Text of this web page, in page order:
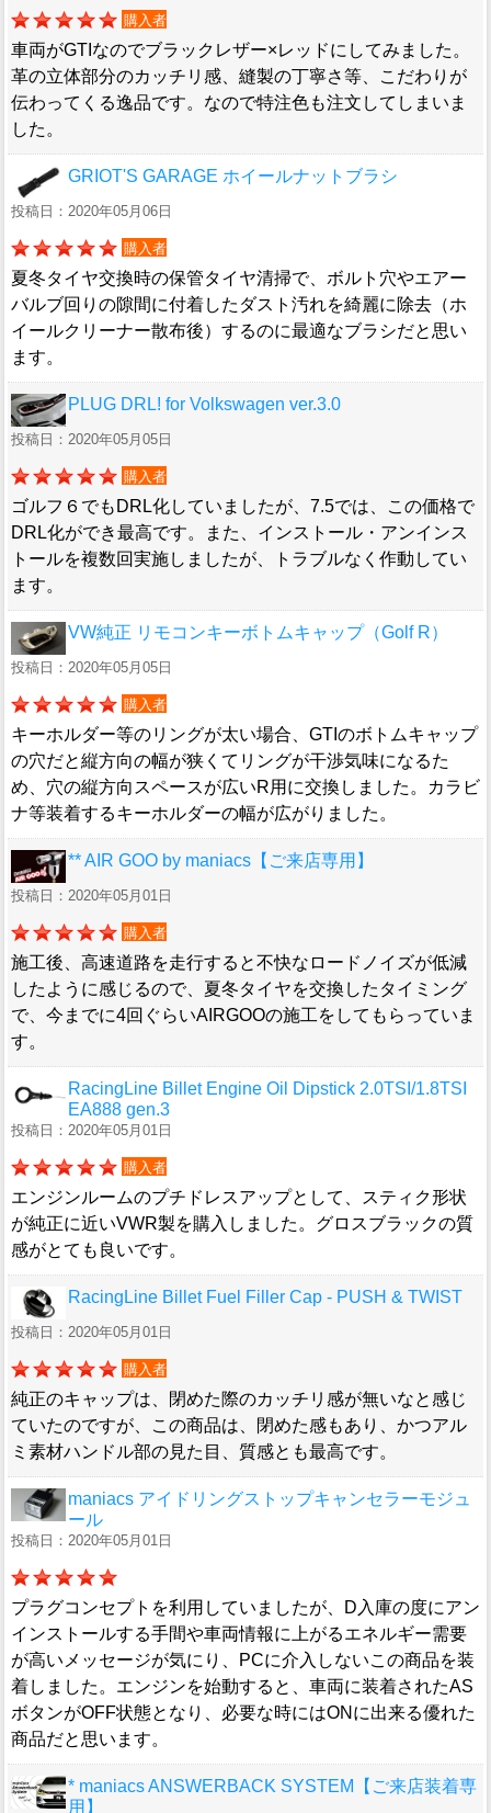
購入者
車両がGTIなのでブラックレザー×レッドにしてみました。
革の立体部分のカッチリ感、縫製の丁寧さ等、こだわりが
伝わってくる逸品です。なので特注色も注文してしまいま
した。
GRIOT'S GARAGE ホイールナットブラシ
投稿日：2020年05月06日
購入者
夏冬タイヤ交換時の保管タイヤ清掃で、ボルト穴やエアー
バルブ回りの隙間に付着したダスト汚れを綺麗に除去（ホ
イールクリーナー散布後）するのに最適なブラシだと思い
ます。
PLUG DRL! for Volkswagen ver.3.0
投稿日：2020年05月05日
購入者
ゴルフ６でもDRL化していましたが、7.5では、この価格で
DRL化ができ最高です。また、インストール・アンインス
トールを複数回実施しましたが、トラブルなく作動してい
ます。
VW純正 リモコンキーボトムキャップ（Golf R）
投稿日：2020年05月05日
購入者
キーホルダー等のリングが太い場合、GTIのボトムキャップ
の穴だと縦方向の幅が狭くてリングが干渉気味になるた
め、穴の縦方向スペースが広いR用に交換しました。カラビ
ナ等装着するキーホルダーの幅が広がりました。
** AIR GOO by maniacs【ご来店専用】
投稿日：2020年05月01日
購入者
施工後、高速道路を走行すると不快なロードノイズが低減
したように感じるので、夏冬タイヤを交換したタイミング
で、今までに4回ぐらいAIRGOOの施工をしてもらっていま
す。
RacingLine Billet Engine Oil Dipstick 2.0TSI/1.8TSI
EA888 gen.3
投稿日：2020年05月01日
購入者
エンジンルームのプチドレスアップとして、スティク形状
が純正に近いVWR製を購入しました。グロスブラックの質
感がとても良いです。
RacingLine Billet Fuel Filler Cap - PUSH & TWIST
投稿日：2020年05月01日
購入者
純正のキャップは、閉めた際のカッチリ感が無いなと感じ
ていたのですが、この商品は、閉めた感もあり、かつアル
ミ素材ハンドル部の見た目、質感とも最高です。
maniacs アイドリングストップキャンセラーモジュ
ール
投稿日：2020年05月01日
プラグコンセプトを利用していましたが、D入庫の度にアン
インストールする手間や車両情報に上がるエネルギー需要
が高いメッセージが気にり、PCに介入しないこの商品を装
着しました。エンジンを始動すると、車両に装着されたAS
ボタンがOFF状態となり、必要な時にはONに出来る優れた
商品だと思います。
* maniacs ANSWERBACK SYSTEM【ご来店装着専
用】